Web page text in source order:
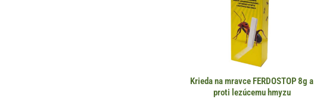
Krieda na mravce FERDOSTOP 8g a
proti lezúcemu hmyzu